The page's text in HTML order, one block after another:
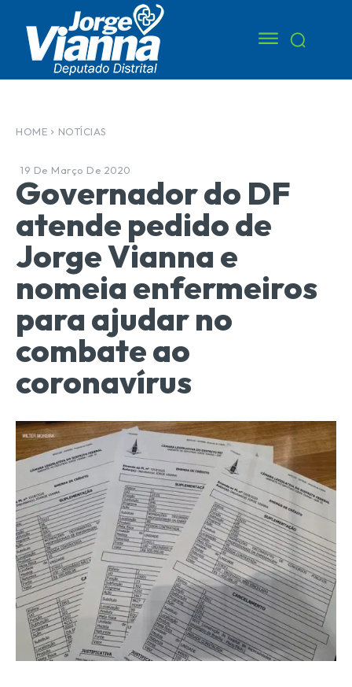
HOME NOTÍCIAS
19 De Março De 2020
Governador do DF
atende pedido de
Jorge Vianna e
nomeia enfermeiros
para ajudar no
combate ao
coronavírus